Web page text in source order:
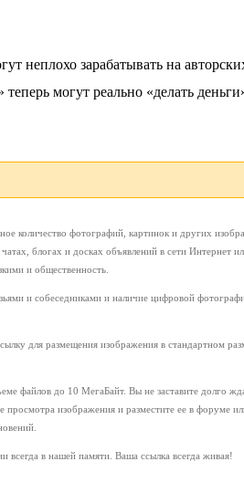
неплохо зарабатывать на
могут реально «делать
количество фотографий, картинок и других
блогах и досках объявлений в сети Интернет
и общественность.
и собеседниками и наличие цифровой
для размещения изображения в стандартном
файлов до 10 МегаБайт. Вы не заставите долго
изображения и разместите ее в форуме
в нашей памяти. Ваша ссылка всегда живая!